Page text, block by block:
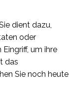
dient dazu,
oder
um ihre
das
Sie noch heute